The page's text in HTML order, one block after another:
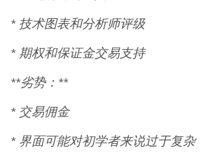
* 技术图表和分析师评级
* 期权和保证金交易支持
**劣势：**
* 交易佣金
* 界面可能对初学者来说过于复杂